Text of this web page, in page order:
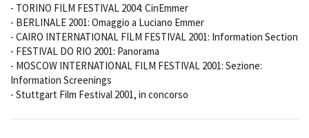
- TORINO FILM FESTIVAL 2004: CinEmmer
- BERLINALE 2001: Omaggio a Luciano Emmer
- CAIRO INTERNATIONAL FILM FESTIVAL 2001: Information Section
- FESTIVAL DO RIO 2001: Panorama
- MOSCOW INTERNATIONAL FILM FESTIVAL 2001: Sezione:
Information Screenings
- Stuttgart Film Festival 2001, in concorso